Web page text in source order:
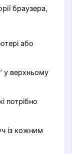
браузера,
або
у верхньому
потрібно
із кожним